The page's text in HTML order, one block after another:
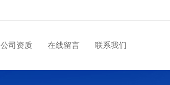
公司资质 在线留言 联系我们